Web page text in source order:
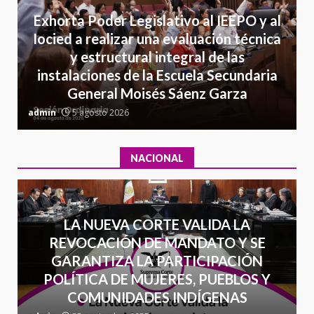
Detienen a Ernesto Ruffo en Baja
California; FGR lo investiga por
presuntos delitos de
delincuencia organizada y
contrabando
16 julio 2026
Exhorta Poder Legislativo al IEEPO y al
Iocied a realizar una evaluación técnica
y estructural integral de las
instalaciones de la Escuela Secundaria
General Moisés Sáenz Garza
admin 5 agosto 2026
NACIONAL
LA NUEVA CORTE VALIDA LA
REVOCACIÓN DE MANDATO Y SE
GARANTIZA LA PARTICIPACIÓN
POLÍTICA DE MUJERES, PUEBLOS Y
COMUNIDADES INDÍGENAS